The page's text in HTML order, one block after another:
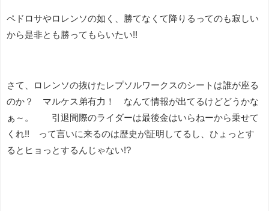
ペドロサやロレンソの如く、勝てなくて降りるってのも寂しい
から是非とも勝ってもらいたい!!
さて、ロレンソの抜けたレプソルワークスのシートは誰が座る
のか？ マルケス弟有力！ なんて情報が出てるけどどうかな
ぁ～。 引退間際のライダーは最後金はいらねーから乗せて
くれ!! って言いに来るのは歴史が証明してるし、ひょっとす
るとヒョっとするんじゃない!?